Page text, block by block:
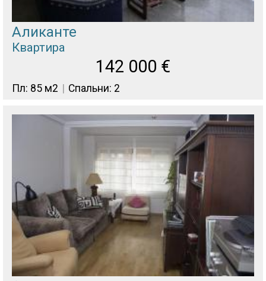
Аликанте
Квартира
142 000 €
Пл: 85 м2 Спальни: 2